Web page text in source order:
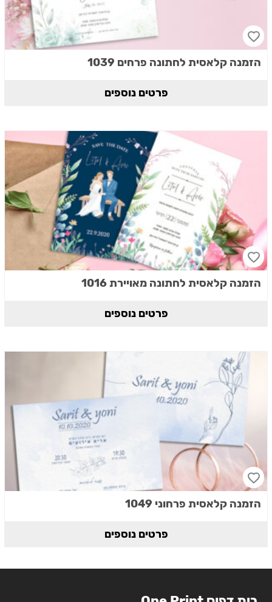
הזמנה קלאסית לחתונה פרחים 1039
פרטים נוספים
הזמנה קלאסית לחתונה מאויירת 1016
פרטים נוספים
הזמנה קלאסית פרחוני 1049
פרטים נוספים